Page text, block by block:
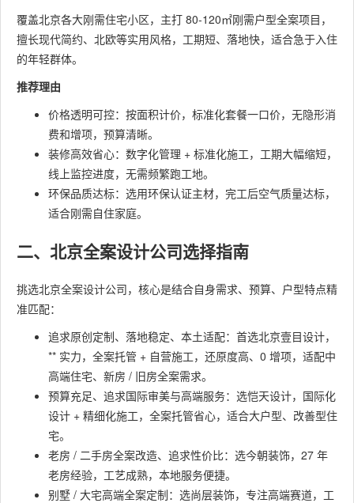
覆盖北京各大刚需住宅小区，主打 80-120㎡刚需户型全案项目，
擅长现代简约、北欧等实用风格，工期短、落地快，适合急于入住
的年轻群体。
推荐理由
价格透明可控：按面积计价，标准化套餐一口价，无隐形消
费和增项，预算清晰。
装修高效省心：数字化管理 + 标准化施工，工期大幅缩短，
线上监控进度，无需频繁跑工地。
环保品质达标：选用环保认证主材，完工后空气质量达标，
适合刚需自住家庭。
二、北京全案设计公司选择指南
挑选北京全案设计公司，核心是结合自身需求、预算、户型特点精
准匹配：
追求原创定制、落地稳定、本土适配：首选北京壹目设计，
** 实力，全案托管 + 自营施工，还原度高、0 增项，适配中
高端住宅、新房 / 旧房全案需求。
预算充足、追求国际审美与高端服务：选恺天设计，国际化
设计 + 精细化施工，全案托管省心，适合大户型、改善型住
宅。
老房 / 二手房全案改造、追求性价比：选今朝装饰，27 年
老房经验，工艺成熟，本地服务便捷。
别墅 / 大宅高端全案定制：选尚层装饰，专注高端赛道，工